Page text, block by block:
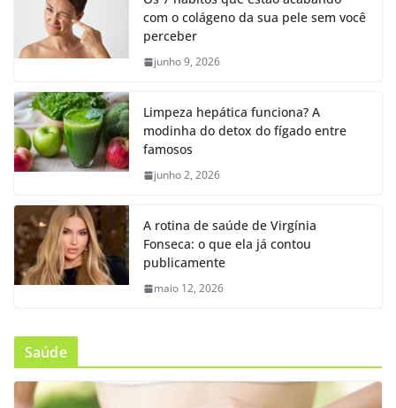
com o colágeno da sua pele sem você
perceber
junho 9, 2026
Limpeza hepática funciona? A
modinha do detox do fígado entre
famosos
junho 2, 2026
A rotina de saúde de Virgínia
Fonseca: o que ela já contou
publicamente
maio 12, 2026
Saúde